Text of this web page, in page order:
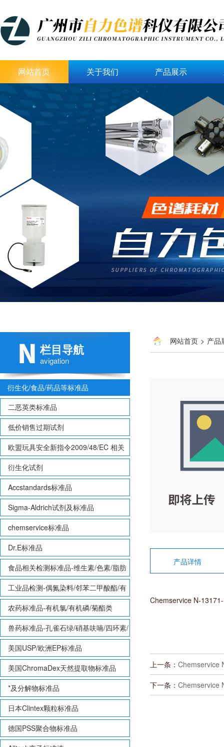
网站首页 关于我们 产品展示
栏目导航
avigation
衍生化/食品/药品等标准品
二恶英类标准品
低价销售过期试剂
欧盟玩具安全新指令2009/48/EC 相关
致敏性香味剂标准品
衍生化试剂
Accstandards标准品
Sigma-Aldrich试剂及标准品
chemservice标准品
Dr.E标准品
食品相关检测标准品-维生素/色素/脂肪
酸甲酯等
工业品检测-偶氮染料/邻苯二甲酸酯/有
机锡/多溴联苯/多溴联苯醚/多氯联苯
农药标准品-有机氯/有机磷/菊酯类
兽药标准品-孔雀石绿/硝基呋喃/四环素/
磺胺等
美国USP/欧洲EP标准品
美国ChromaDex天然提取物标准品
*及分解物标准品
日本Clintex颗粒标准品
德国PSS聚合物标准品
网站首页 > 产品
产品详情
Chemservice N-
上一条： Chemservice
下一条： Chemservice